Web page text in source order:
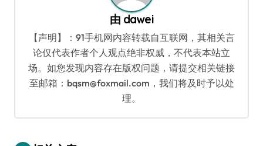
由 dawei
【声明】：91手机网内容转载自互联网，其相关言
论仅代表作者个人观点绝非权威，不代表本站立
场。如您发现内容存在版权问题，请提交相关链接
至邮箱：bqsm@foxmail.com，我们将及时予以处
理。